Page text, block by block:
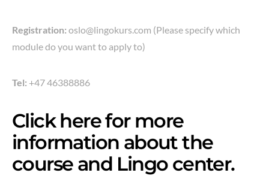
Registration: oslo@lingokurs.com (Please specify which
module do you want to apply to)
Tel: +47 46388886
Clickherefor more
information about the
course and Lingo center.